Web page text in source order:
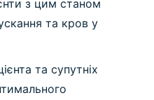
з цим станом
та кров у
та супутніх